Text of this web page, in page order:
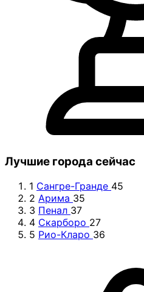
Лучшие города сейчас
1 Сангре-Гранде 45
2 Арима 35
3 Пенал 37
4 Скарборо 27
5 Рио-Кларо 36